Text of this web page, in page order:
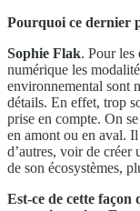
Pourquoi ce dernier
Sophie Flak. Pour les
numérique les
environnemental sont
détails. En effet, trop
prise en compte. On
en amont ou en aval.
d’autres, voir de créer
de son écosystèmes,
Est-ce de cette façon